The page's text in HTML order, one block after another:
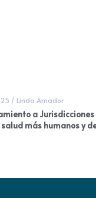
/ Linda Amador
a
más humanos y